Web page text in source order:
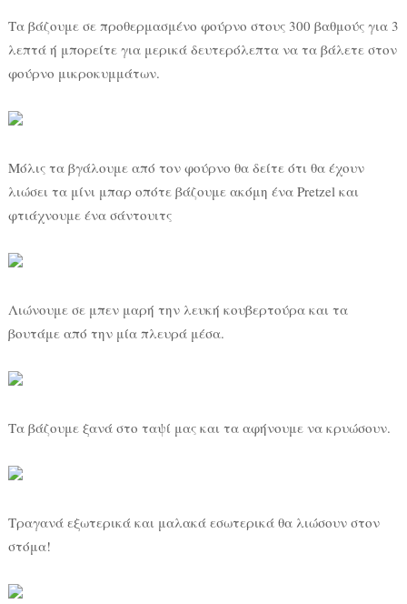
Τα βάζουμε σε προθερμασμένο φούρνο στους 300 βαθμούς για 3
λεπτά ή μπορείτε για μερικά δευτερόλεπτα να τα βάλετε στον
φούρνο μικροκυμμάτων.
Μόλις τα βγάλουμε από τον φούρνο θα δείτε ότι θα έχουν
λιώσει τα μίνι μπαρ οπότε βάζουμε ακόμη ένα Pretzel και
φτιάχνουμε ένα σάντουιτς
Λιώνουμε σε μπεν μαρή την λευκή κουβερτούρα και τα
βουτάμε από την μία πλευρά μέσα.
Τα βάζουμε ξανά στο ταψί μας και τα αφήνουμε να κρυώσουν.
Τραγανά εξωτερικά και μαλακά εσωτερικά θα λιώσουν στον
στόμα!